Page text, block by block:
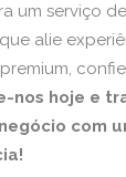
um serviço de
que alie
nos hoje e
com